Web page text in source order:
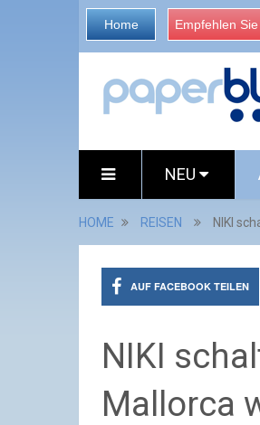
Home Empfehlen
NEU
HOME REISEN NIKI
AUF FACEBOOK TEILEN
NIKI
Mallorca